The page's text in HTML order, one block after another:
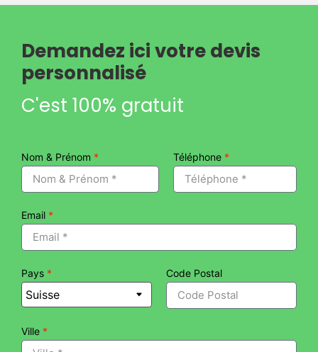
Demandez ici votre devis
personnalisé
C'est 100% gratuit
Nom & Prénom * Téléphone *
Email *
Pays * Code Postal
Ville *